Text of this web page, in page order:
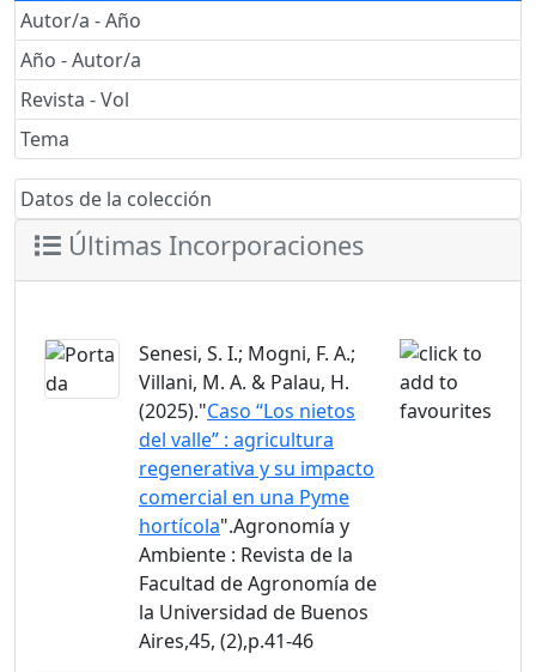
Autor/a - Año
Año - Autor/a
Revista - Vol
Tema
Datos de la colección
Últimas Incorporaciones
Senesi, S. I.; Mogni, F. A.;
Villani, M. A. & Palau, H.
(2025)."Caso “Los nietos
del valle” : agricultura
regenerativa y su impacto
comercial en una Pyme
hortícola".Agronomía y
Ambiente : Revista de la
Facultad de Agronomía de
la Universidad de Buenos
Aires,45, (2),p.41-46